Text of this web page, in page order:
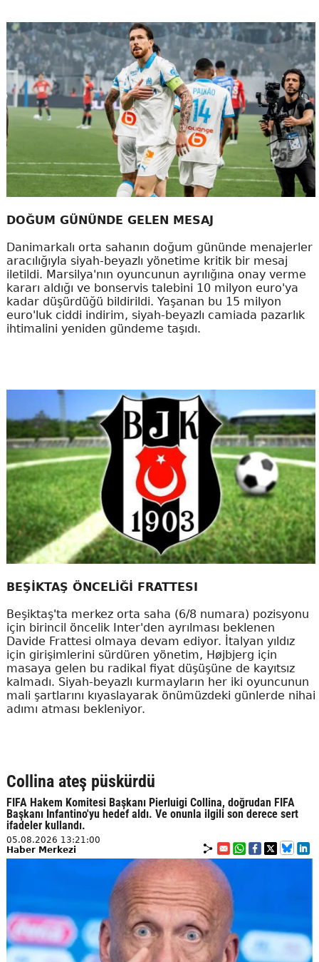
DOĞUM GÜNÜNDE GELEN MESAJ
Danimarkalı orta sahanın doğum gününde menajerler
aracılığıyla siyah-beyazlı yönetime kritik bir mesaj
iletildi. Marsilya'nın oyuncunun ayrılığına onay verme
kararı aldığı ve bonservis talebini 10 milyon euro'ya
kadar düşürdüğü bildirildi. Yaşanan bu 15 milyon
euro'luk ciddi indirim, siyah-beyazlı camiada pazarlık
ihtimalini yeniden gündeme taşıdı.
BEŞİKTAŞ ÖNCELİĞİ FRATTESI
Beşiktaş'ta merkez orta saha (6/8 numara) pozisyonu
için birincil öncelik Inter'den ayrılması beklenen
Davide Frattesi olmaya devam ediyor. İtalyan yıldız
için girişimlerini sürdüren yönetim, Højbjerg için
masaya gelen bu radikal fiyat düşüşüne de kayıtsız
kalmadı. Siyah-beyazlı kurmayların her iki oyuncunun
mali şartlarını kıyaslayarak önümüzdeki günlerde nihai
adımı atması bekleniyor.
Collina ateş püskürdü
FIFA Hakem Komitesi Başkanı Pierluigi Collina, doğrudan FIFA
Başkanı Infantino'yu hedef aldı. Ve onunla ilgili son derece sert
ifadeler kullandı.
05.08.2026 13:21:00
Haber Merkezi